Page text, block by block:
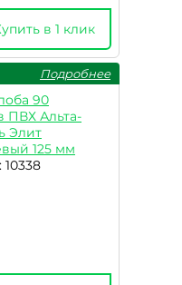
в 1 клик
Подробнее
90
ПВХ Альта-
Элит
125 мм